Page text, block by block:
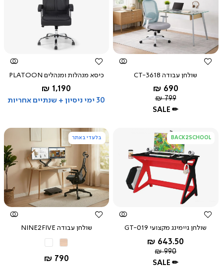
צפייה
מהירה
שולחן עבודה CT-3618
החל מ-
690 ₪
מחיר
רגיל
799 ₪
SALE ✏
חום
בהיר
צפייה
מהירה
כיסא מנהלות ומנהלים PLATOON
החל מ-
1,190 ₪
30 ימי ניסיון + שנתיים אחריות
שחור
BACK2SCHOOL
צפייה
מהירה
שולחן גיימינג מקצועי GT-019
החל מ-
643.50 ₪
מחיר
רגיל
990 ₪
SALE ✏
שחור
אדום
בלעדי באתר
צפייה
מהירה
שולחן עבודה NINE2FIVE
החל מ-
790 ₪